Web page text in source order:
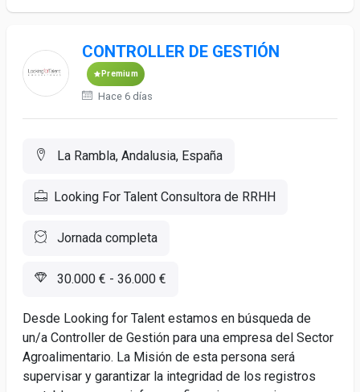
CONTROLLER DE GESTIÓN
Premium
Hace 6 días
La Rambla, Andalusia, España
Looking For Talent Consultora de RRHH
Jornada completa
30.000 € - 36.000 €
Desde Looking for Talent estamos en búsqueda de
un/a Controller de Gestión para una empresa del Sector
Agroalimentario. La Misión de esta persona será
supervisar y garantizar la integridad de los registros